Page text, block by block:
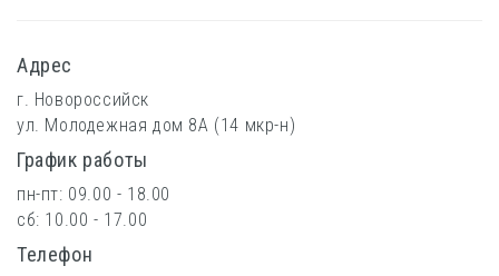
Адрес
г. Новороссийск
ул. Молодежная дом 8А (14 мкр-н)
График работы
пн-пт: 09.00 - 18.00
сб: 10.00 - 17.00
Телефон